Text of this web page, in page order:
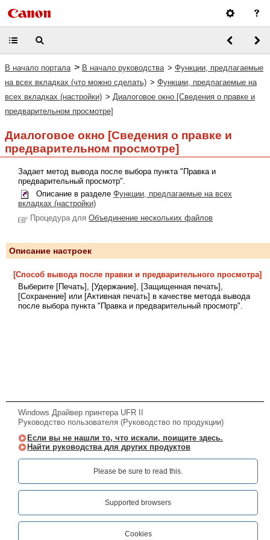
В начало портала > В начало руководства > Функции, предлагаемые
на всех вкладках (что можно сделать) > Функции, предлагаемые на
всех вкладках (настройки) > Диалоговое окно [Сведения о правке и
предварительном просмотре]
Диалоговое окно [Сведения о правке и
предварительном просмотре]
Задает метод вывода после выбора пункта "Правка и
предварительный просмотр".
Описание в разделе Функции, предлагаемые на всех
вкладках (настройки)
Процедура для Объединение нескольких файлов
Описание настроек
[Способ вывода после правки и предварительного просмотра]
Выберите [Печать], [Удержание], [Защищенная печать],
[Сохранение] или [Активная печать] в качестве метода вывода
после выбора пункта "Правка и предварительный просмотр".
Windows Драйвер принтера UFR II
Руководство пользователя (Руководство по продукции)
Если вы не нашли то, что искали, поищите здесь.
Найти руководства для других продуктов
Please be sure to read this.‎
Supported browsers
Cookies